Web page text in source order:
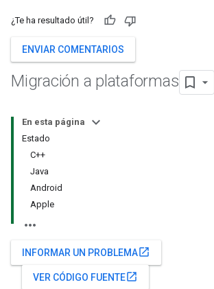
¿Te ha resultado útil?
ENVIAR COMENTARIOS
Migración a plataformas
En esta página
Estado
C++
Java
Android
Apple
INFORMAR UN PROBLEMAopen_in_new
VER CÓDIGO FUENTEopen_in_new